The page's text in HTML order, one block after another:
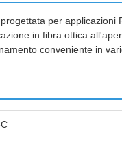
per applicazioni
in fibra ottica
conveniente in